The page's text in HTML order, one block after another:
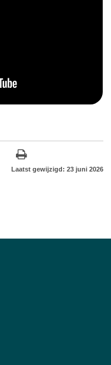
Laatst gewijzigd: 23 juni 2026